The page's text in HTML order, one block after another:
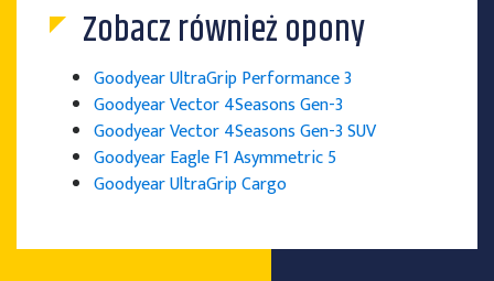
Zobacz również opony
Goodyear UltraGrip Performance 3
Goodyear Vector 4Seasons Gen-3
Goodyear Vector 4Seasons Gen-3 SUV
Goodyear Eagle F1 Asymmetric 5
Goodyear UltraGrip Cargo